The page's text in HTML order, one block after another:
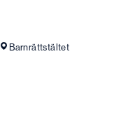
Barnrättstältet